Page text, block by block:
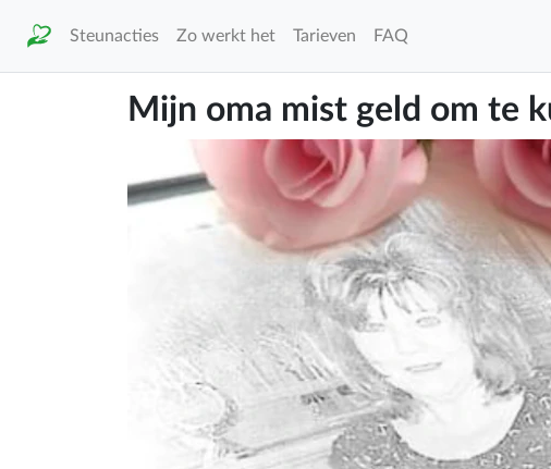
Steunacties Zo werkt het Tarieven FAQ
Mijn oma mist geld om te